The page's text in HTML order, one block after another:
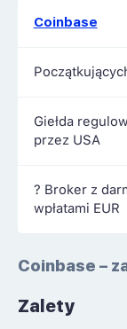
Coinbase
Giełda
przez USA
? Broker z
wpłatami EUR
Coinbase –
Zalety